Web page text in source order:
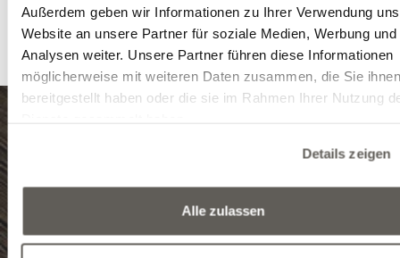
Außerdem geben wir Informationen zu Ihrer Verwendung
Website an unsere Partner für soziale Medien, Werbung und
Analysen weiter. Unsere Partner führen diese Informationen
möglicherweise mit weiteren Daten zusammen, die Sie ihnen
bereitgestellt haben oder die sie im Rahmen Ihrer Nutzung
Details zeigen
Alle zulassen
Anfrage haben, wenden Sie sich bitte an
Fachkollegen, die Ihnen gerne zur Verfügung stehen.
Tel.: (+36) 92 571 028
E-mail: info@edelholz.hu